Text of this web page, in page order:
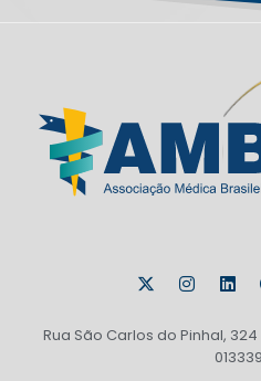
Rua São Carlos do Pinhal,